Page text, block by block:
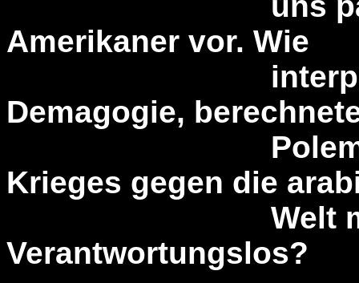
Amerikaner vor. Wie
interpretieren
Demagogie,
Polemik,
Krieges gegen die
Welt mit
Verantwortungslos?